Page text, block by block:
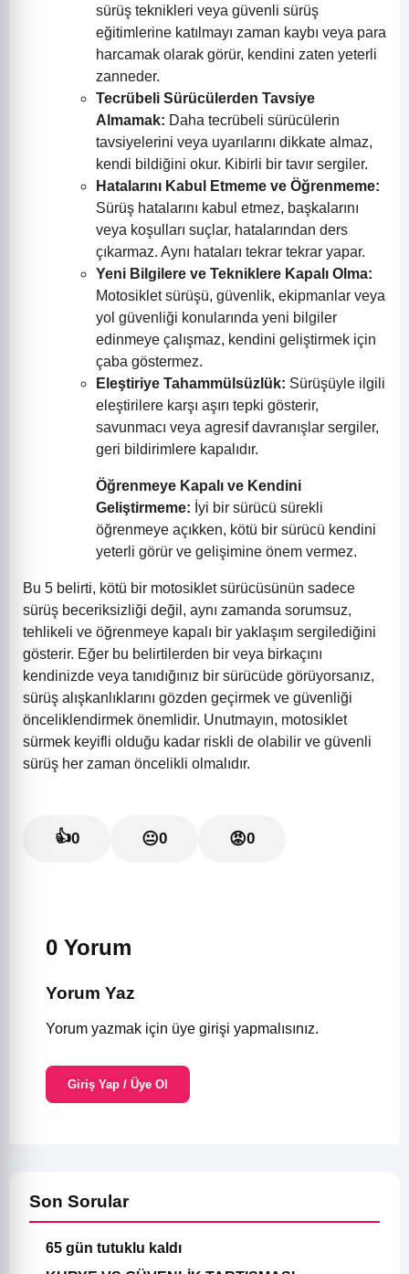
sürüş teknikleri veya güvenli sürüş
eğitimlerine katılmayı zaman kaybı veya para
harcamak olarak görür, kendini zaten yeterli
zanneder.
Tecrübeli Sürücülerden Tavsiye
Almamak: Daha tecrübeli sürücülerin
tavsiyelerini veya uyarılarını dikkate almaz,
kendi bildiğini okur. Kibirli bir tavır sergiler.
Hatalarını Kabul Etmeme ve Öğrenmeme:
Sürüş hatalarını kabul etmez, başkalarını
veya koşulları suçlar, hatalarından ders
çıkarmaz. Aynı hataları tekrar tekrar yapar.
Yeni Bilgilere ve Tekniklere Kapalı Olma:
Motosiklet sürüşü, güvenlik, ekipmanlar veya
yol güvenliği konularında yeni bilgiler
edinmeye çalışmaz, kendini geliştirmek için
çaba göstermez.
Eleştiriye Tahammülsüzlük: Sürüşüyle ilgili
eleştirilere karşı aşırı tepki gösterir,
savunmacı veya agresif davranışlar sergiler,
geri bildirimlere kapalıdır.
Öğrenmeye Kapalı ve Kendini
Geliştirmeme: İyi bir sürücü sürekli
öğrenmeye açıkken, kötü bir sürücü kendini
yeterli görür ve gelişimine önem vermez.
Bu 5 belirti, kötü bir motosiklet sürücüsünün sadece
sürüş beceriksizliği değil, aynı zamanda sorumsuz,
tehlikeli ve öğrenmeye kapalı bir yaklaşım sergilediğini
gösterir. Eğer bu belirtilerden bir veya birkaçını
kendinizde veya tanıdığınız bir sürücüde görüyorsanız,
sürüş alışkanlıklarını gözden geçirmek ve güvenliği
önceliklendirmek önemlidir. Unutmayın, motosiklet
sürmek keyifli olduğu kadar riskli de olabilir ve güvenli
sürüş her zaman öncelikli olmalıdır.
👍0 😐0 😡0
0 Yorum
Yorum Yaz
Yorum yazmak için üye girişi yapmalısınız.
Giriş Yap / Üye Ol
Son Sorular
65 gün tutuklu kaldı